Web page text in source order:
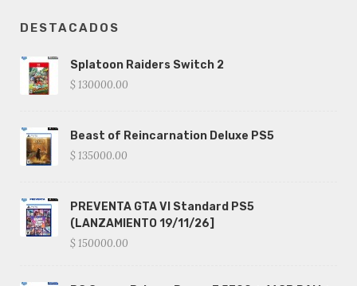
DESTACADOS
Splatoon Raiders Switch 2
$ 130000.00
Beast of Reincarnation Deluxe PS5
$ 135000.00
PREVENTA GTA VI Standard PS5
(LANZAMIENTO 19/11/26]
$ 150000.00